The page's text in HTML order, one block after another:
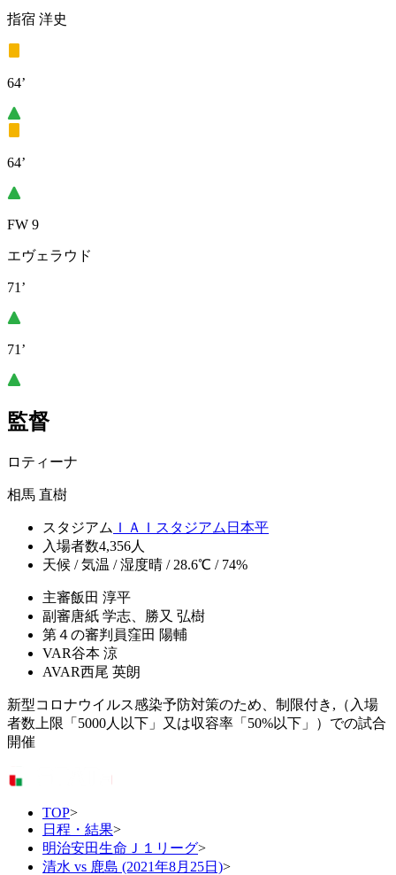
指宿 洋史
64’
64’
FW 9
エヴェラウド
71’
71’
監督
ロティーナ
相馬 直樹
スタジアム ＩＡＩスタジアム日本平
入場者数4,356人
天候 / 気温 / 湿度晴 / 28.6℃ / 74%
主審飯田 淳平
副審唐紙 学志、勝又 弘樹
第４の審判員窪田 陽輔
VAR谷本 涼
AVAR西尾 英朗
新型コロナウイルス感染予防対策のため、制限付き,（入場
者数上限「5000人以下」又は収容率「50%以下」）での試合
開催
TOP>
日程・結果>
明治安田生命Ｊ１リーグ>
清水 vs 鹿島 (2021年8月25日)>